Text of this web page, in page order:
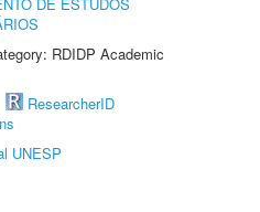
RDIDP Academic
ResearcherID
UNESP